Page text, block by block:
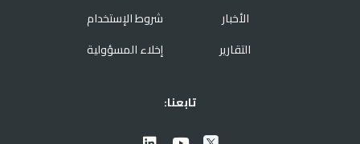
الأخبار
التقارير
شروط الإستخدام
إخلاء المسؤولية
تابعنا: